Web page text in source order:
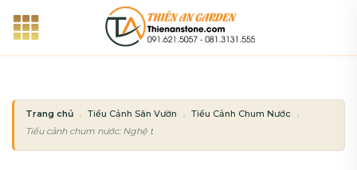
qua
Trang chủ Tiểu Cảnh Sân Vườn
Tiểu Cảnh Chum Nước
Tiểu cảnh chum nước: Nghệ thuật trang trí sân vườn tinh tế và đẳng cấp 2026